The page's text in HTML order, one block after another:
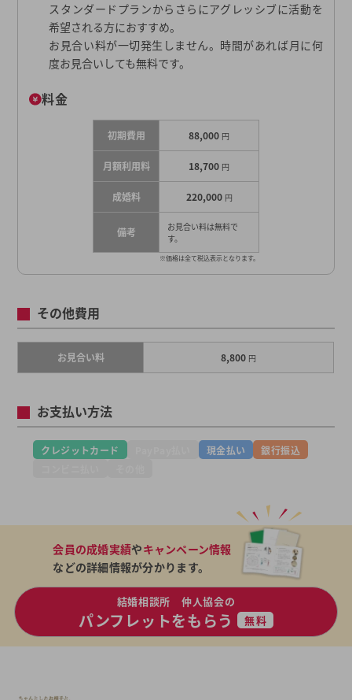
スタンダードプランからさらにアグレッシブに活動を
希望される方におすすめ。
お見合い料が一切発生しません。時間があれば月に何
度お見合いしても無料です。
料金
初期費用 88,000 円
月額利用料 18,700 円
成婚料 220,000 円
備考
お見合い料は無料で
す。
※価格は全て税込表示となります。
その他費用
お見合い料 8,800 円
お支払い方法
クレジットカード 現金払い
銀行振込
会員の成婚実績やキャンペーン情報
などの詳細情報が分かります。
結婚相談所 仲人協会の
パンフレットをもらう 無料